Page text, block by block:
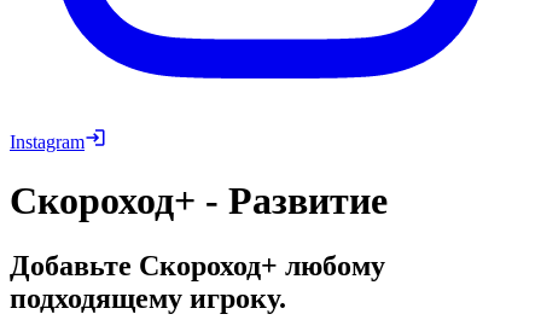
Instagram
Скороход+ - Развитие
Добавьте Скороход+ любому
подходящему игроку.